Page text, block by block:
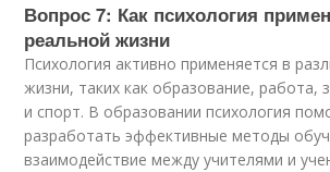
Вопрос 7: Как психология
реальной жизни
Психология активно применяется в
жизни, таких как образование, работа,
и спорт. В образовании психология
разработать эффективные методы
взаимодействие между учителями и